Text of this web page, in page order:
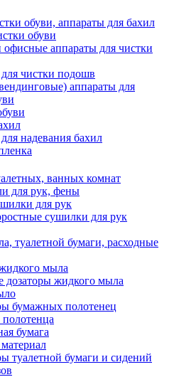
обуви, аппараты для бахил
обуви
аппараты для чистки
чистки подошв
аппараты для
надевания бахил
ванных комнат
для рук, фены
для рук
сушилки для рук
туалетной бумаги, расходные
мыла
дозаторы жидкого мыла
бумажных полотенец
бумага
туалетной бумаги и сидений